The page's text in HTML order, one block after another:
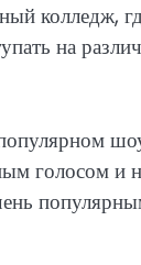
колледж,
на
голосом и